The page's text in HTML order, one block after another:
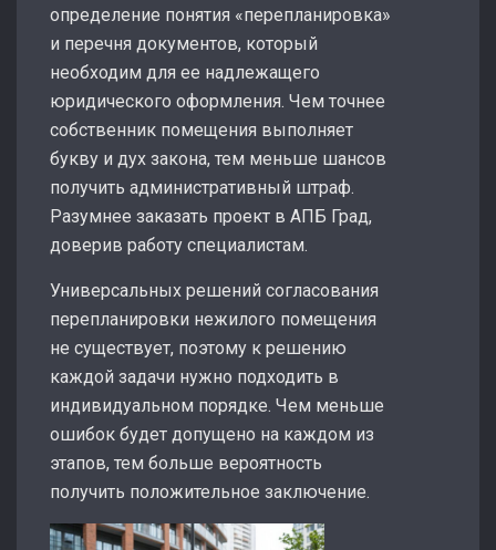
определение понятия «перепланировка»
и перечня документов, который
необходим для ее надлежащего
юридического оформления. Чем точнее
собственник помещения выполняет
букву и дух закона, тем меньше шансов
получить административный штраф.
Разумнее заказать проект в АПБ Град,
доверив работу специалистам.
Универсальных решений согласования
перепланировки нежилого помещения
не существует, поэтому к решению
каждой задачи нужно подходить в
индивидуальном порядке. Чем меньше
ошибок будет допущено на каждом из
этапов, тем больше вероятность
получить положительное заключение.